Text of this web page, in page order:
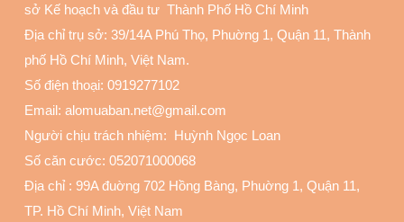
sở Kế hoạch và đầu tư Thành Phố Hồ Chí Minh
Địa chỉ trụ sở: 39/14A Phú Thọ, Phuờng 1, Quận 11, Thành
phố Hồ Chí Minh, Việt Nam.
Số điện thoại: 0919277102
Email: alomuaban.net@gmail.com
Người chịu trách nhiệm: Huỳnh Ngọc Loan
Số căn cước: 052071000068
Địa chỉ : 99A đuờng 702 Hồng Bàng, Phuờng 1, Quận 11,
TP. Hồ Chí Minh, Việt Nam